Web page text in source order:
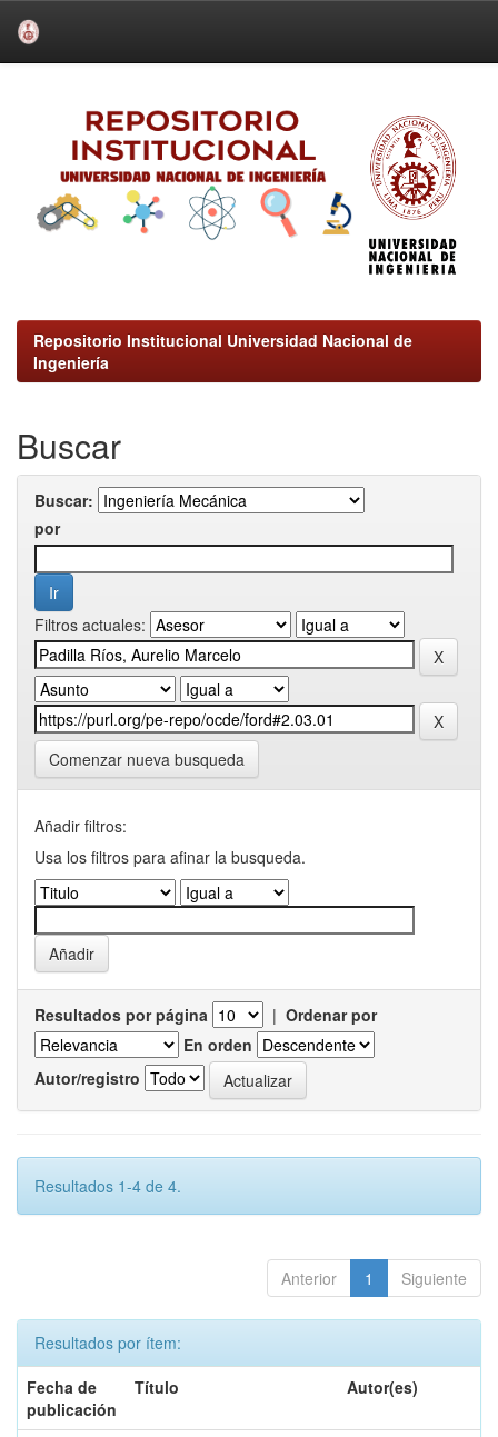
Repositorio Institucional Universidad Nacional de
Ingeniería
Buscar
Buscar:
por
Filtros actuales:
Comenzar nueva busqueda
Añadir filtros:
Usa los filtros para afinar la busqueda.
Resultados por página | Ordenar por
En orden
Autor/registro
Resultados 1-4 de 4.
Anterior 1 Siguiente
Resultados por ítem:
Fecha de
publicación
Título Autor(es)